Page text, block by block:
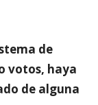
de
votos, haya
de alguna